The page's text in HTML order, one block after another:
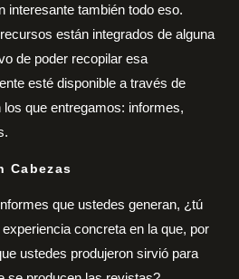
interesante también todo eso.
están integrados de alguna
de poder recopilar esa
esté disponible a través de
que entregamos: informes,
Cabezas
que ustedes generan, ¿tú
concreta en la que, por
ustedes produjeron sirvió para